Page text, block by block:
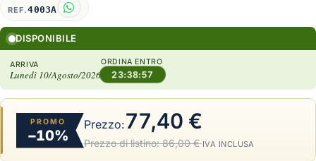
REF.4003A
DISPONIBILE
ARRIVA
Lunedì 10/Agosto/2026
ORDINA ENTRO
23:38:56
PROMO
−10%
Prezzo:77,40 €
Prezzo di listino:86,00 €·IVA INCLUSA